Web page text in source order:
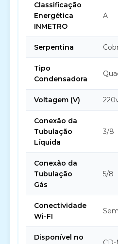
Classificação
Energética
INMETRO
A
Serpentina
Tipo
Condensadora
Voltagem (V)
Conexão da
Tubulação
Líquida
3/8
Conexão da
Tubulação
Gás
5/8
Conectividade
Wi-FI
Disponível no